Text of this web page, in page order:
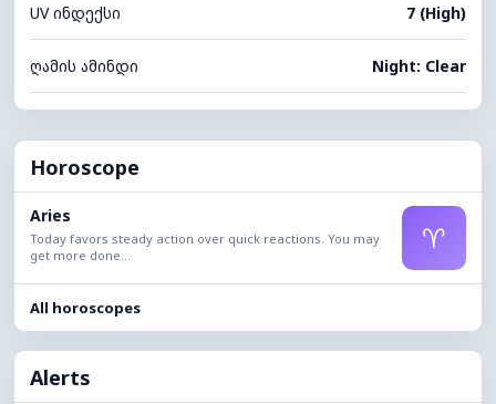
UV ინდექსი 7 (High)
ღამის ამინდი Night: Clear
Horoscope
Aries
Today favors steady action over quick reactions. You may
get more done...
♈
All horoscopes
Alerts